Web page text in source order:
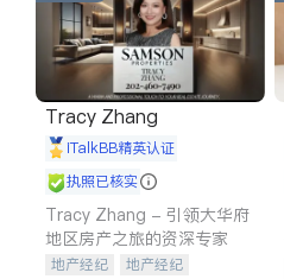
Tracy Zhang
iTalkBB精英认证
执照已核实
Tracy Zhang - 引领大华府
地区房产之旅的资深专家
地产经纪
地产经纪